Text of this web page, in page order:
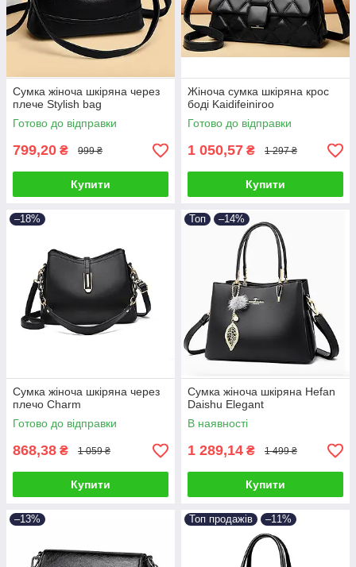
Сумка жіноча шкіряна через
плече Stylish bag
Готово до відправки
799,20 ₴ 999 ₴
Купити
Жіноча сумка шкіряна крос
боді Kaidifeiniroo
Готово до відправки
1 050,57 ₴ 1 297 ₴
Купити
–18%
Сумка жіноча шкіряна через
плечо Charm
Готово до відправки
868,38 ₴ 1 059 ₴
Купити
Топ –14%
Сумка жіноча шкіряна Hefan
Daishu Elegant
В наявності
1 289,14 ₴ 1 499 ₴
Купити
–13% Топ продажів –11%